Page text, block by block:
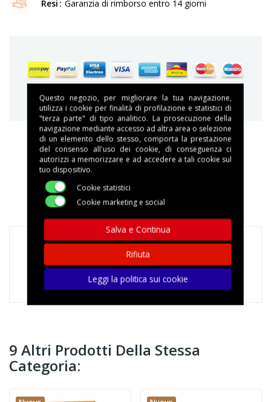
Resi Garanzia di rimborso entro 14 giorni
Garantiamo acquisti sicuri e protetti
DESCRIZIONE
DETTAGLI DEL PRODOTTO
9 Altri Prodotti Della Stessa
Categoria:
Questo negozio, per migliorare la tua navigazione,
utilizza i cookie per finalità di profilazione e statistici di
"terza parte" di tipo analitico. La prosecuzione della
navigazione mediante accesso ad altra area o selezione
di un elemento dello stesso, comporta la prestazione
del consenso all'uso dei cookie, di conseguenza ci
autorizzi a memorizzare e ad accedere a tali cookie sul
tuo dispositivo.
Cookie statistici
Cookie marketing e social
Salva e Continua
Rifiuta
Leggi la politica sui cookie